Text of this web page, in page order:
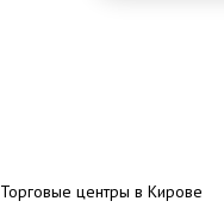
Торговые центры в Кирове